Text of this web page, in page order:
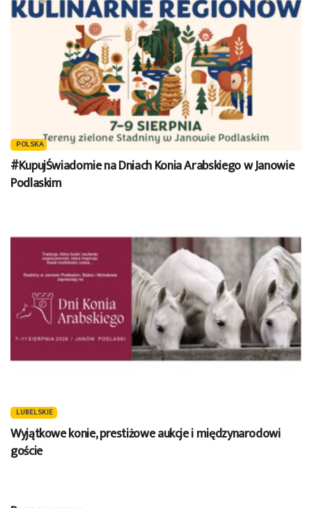
POLSKA
#KupujŚwiadomie na Dniach Konia Arabskiego w Janowie
Podlaskim
LUBELSKIE
Wyjątkowe konie, prestiżowe aukcje i międzynarodowi
goście